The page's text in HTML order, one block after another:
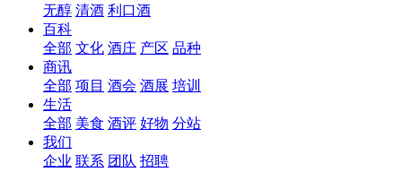
无醇 清酒 利口酒
百科
全部 文化 酒庄 产区 品种
商讯
全部 项目 酒会 酒展 培训
生活
全部 美食 酒评 好物 分站
我们
企业 联系 团队 招聘